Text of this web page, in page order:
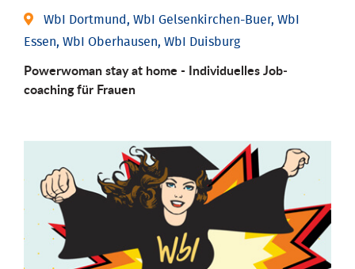
WbI Dortmund, WbI Gelsenkirchen-Buer, WbI
Essen, WbI Oberhausen, WbI Duisburg
Powerwoman stay at home - Individu­elles Job­
coaching für Frauen